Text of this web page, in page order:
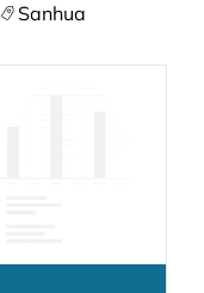
Sanhua